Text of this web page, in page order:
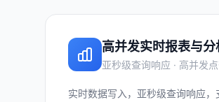
高并发实时报表与分
亚秒级查询响应 · 高并发
实时数据写入，亚秒级查询响应